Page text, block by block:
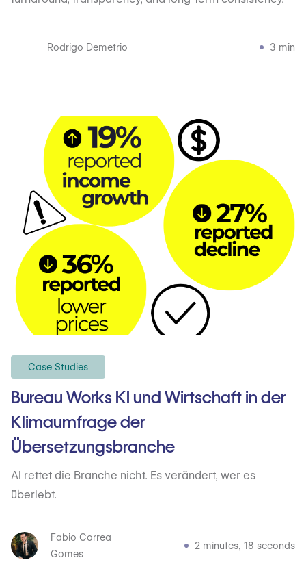
Rodrigo Demetrio 3 min
Case Studies
Bureau Works KI und Wirtschaft in der
Klimaumfrage der
Übersetzungsbranche
AI rettet die Branche nicht. Es verändert, wer es
überlebt.
Fabio Correa
Gomes
2 minutes, 18 seconds